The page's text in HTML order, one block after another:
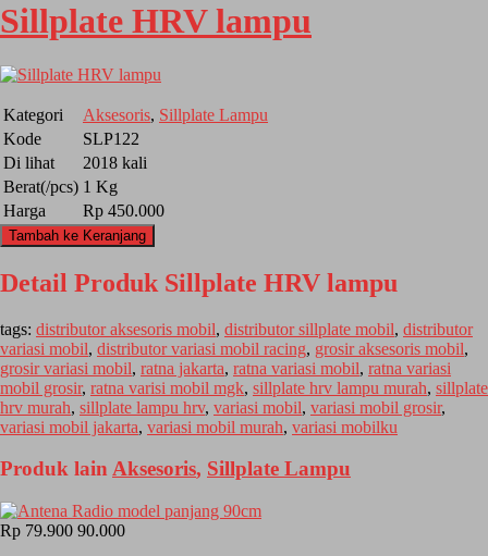
Sillplate HRV lampu
Kategori Aksesoris, Sillplate Lampu
Kode
SLP122
Di lihat
2018 kali
Berat(/pcs) 1 Kg
Harga
Rp 450.000
Tambah ke Keranjang
Detail Produk Sillplate HRV lampu
tags: distributor aksesoris mobil, distributor sillplate mobil, distributor
variasi mobil, distributor variasi mobil racing, grosir aksesoris mobil,
grosir variasi mobil, ratna jakarta, ratna variasi mobil, ratna variasi
mobil grosir, ratna varisi mobil mgk, sillplate hrv lampu murah, sillplate
hrv murah, sillplate lampu hrv, variasi mobil, variasi mobil grosir,
variasi mobil jakarta, variasi mobil murah, variasi mobilku
Produk lainAksesoris, Sillplate Lampu
Rp 79.900 90.000